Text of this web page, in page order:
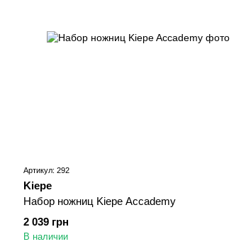
Артикул: 292
Kiepe
Набор ножниц Kiepe Accademy
2 039 грн
В наличии